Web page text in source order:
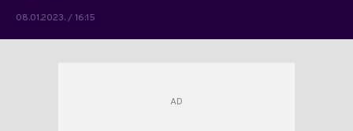
08.01.2023. / 16:15